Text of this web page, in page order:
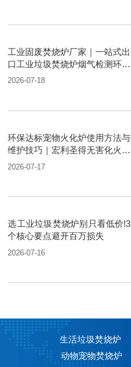
工业固废焚烧炉厂家｜一站式出
口工业垃圾焚烧炉烟气检测环保
达标
2026-07-18
环保达标宠物火化炉使用方法与
维护技巧｜宏利圣得无害化火化
设备科普
2026-07-17
选工业垃圾焚烧炉别只看低价!3
个核心要点避开百万损失
2026-07-16
生活垃圾焚烧炉
动物宠物焚烧炉